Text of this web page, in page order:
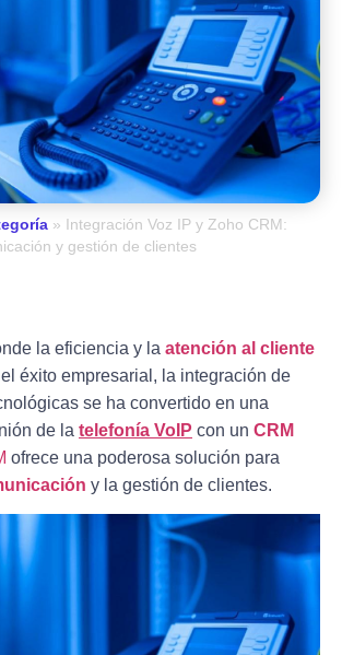
»
Integración Voz IP y Zoho CRM:
y gestión de clientes
la eficiencia y la atención al cliente
éxito empresarial, la integración de
se ha convertido en una
de la telefonía VoIP con un CRM
ofrece una poderosa solución para
y la gestión de clientes.